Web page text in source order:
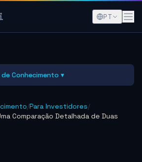
PT
Conhecimento ▾
/Para Investidores/
Comparação Detalhada de Duas